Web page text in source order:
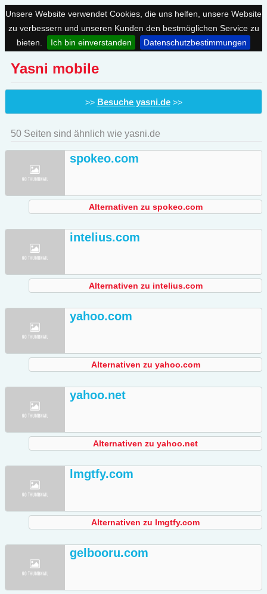
Unsere Website verwendet Cookies, die uns helfen, unsere Website
zu verbessern und unseren Kunden den bestmöglichen Service zu
bieten.
Ich bin einverstanden Datenschutzbestimmungen
Yasni mobile
>> Besuche yasni.de>>
50 Seiten sind ähnlich wie yasni.de
spokeo.com
Alternativen zu spokeo.com
intelius.com
Alternativen zu intelius.com
yahoo.com
Alternativen zu yahoo.com
yahoo.net
Alternativen zu yahoo.net
lmgtfy.com
Alternativen zu lmgtfy.com
gelbooru.com